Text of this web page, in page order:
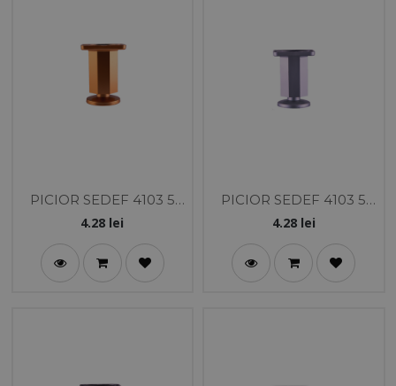
PICIOR SEDEF 4103 5
CM AURIU
4.28 lei
PICIOR SEDEF 4103 5
CM ALUMINIU
4.28lei